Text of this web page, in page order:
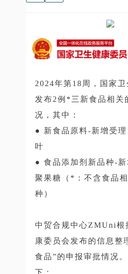
2024年第18周，国家
发布2例*三新食品相关
况，其中：
● 新食品原料-新增受
叶
● 食品添加剂新品种-
聚果糖（*：不含食品
种）
中贸合规中心ZMUni根
康委员会发布的信息整
食品”的申报审批情况
下：